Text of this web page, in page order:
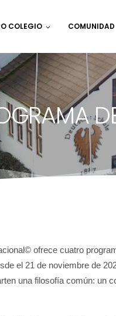
COLEGIO COMUNIDAD
ofrece cuatro
el 21 de noviembre de
una filosofía común: un